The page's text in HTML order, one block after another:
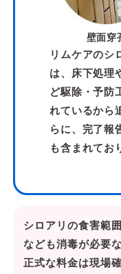
壁面穿
リムケアのシ
は、床下処理
ど駆除・予防
れているから
らに、完了報
も含まれてお
シロアリの食害範
なども消毒が必要
正式な料金は現場